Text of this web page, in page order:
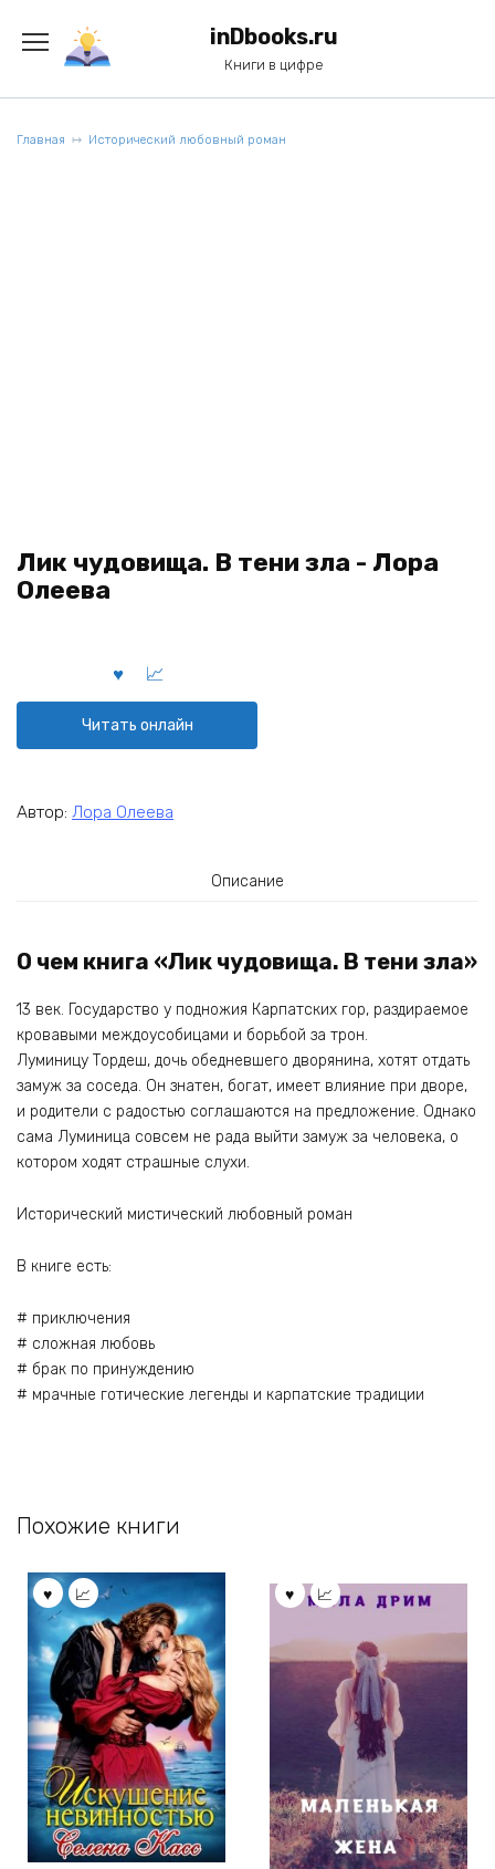
содержанию
inDbooks.ru
Книги в цифре
Главная Исторический любовный роман
Лик чудовища. В тени зла - Лора
Олеева
Читать онлайн
Автор: Лора Олеева
Описание
О чем книга «Лик чудовища. В тени зла»
13 век. Государство у подножия Карпатских гор, раздираемое
кровавыми междоусобицами и борьбой за трон.
Луминицу Тордеш, дочь обедневшего дворянина, хотят отдать
замуж за соседа. Он знатен, богат, имеет влияние при дворе,
и родители с радостью соглашаются на предложение. Однако
сама Луминица совсем не рада выйти замуж за человека, о
котором ходят страшные слухи.
Исторический мистический любовный роман
В книге есть:
# приключения
# сложная любовь
# брак по принуждению
# мрачные готические легенды и карпатские традиции
Похожие книги